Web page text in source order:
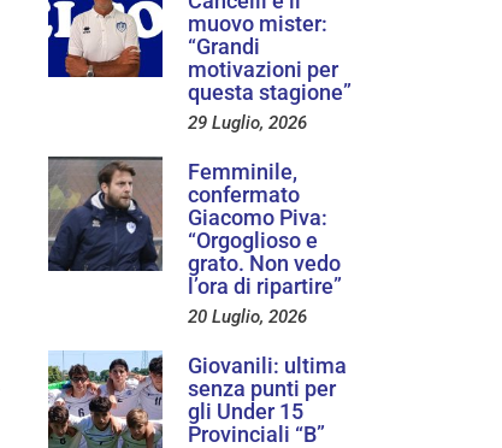
muovo mister:
“Grandi
motivazioni per
questa stagione”
29 Luglio, 2026
Femminile,
confermato
Giacomo Piva:
“Orgoglioso e
grato. Non vedo
l’ora di ripartire”
20 Luglio, 2026
Giovanili: ultima
senza punti per
gli Under 15
Provinciali “B”